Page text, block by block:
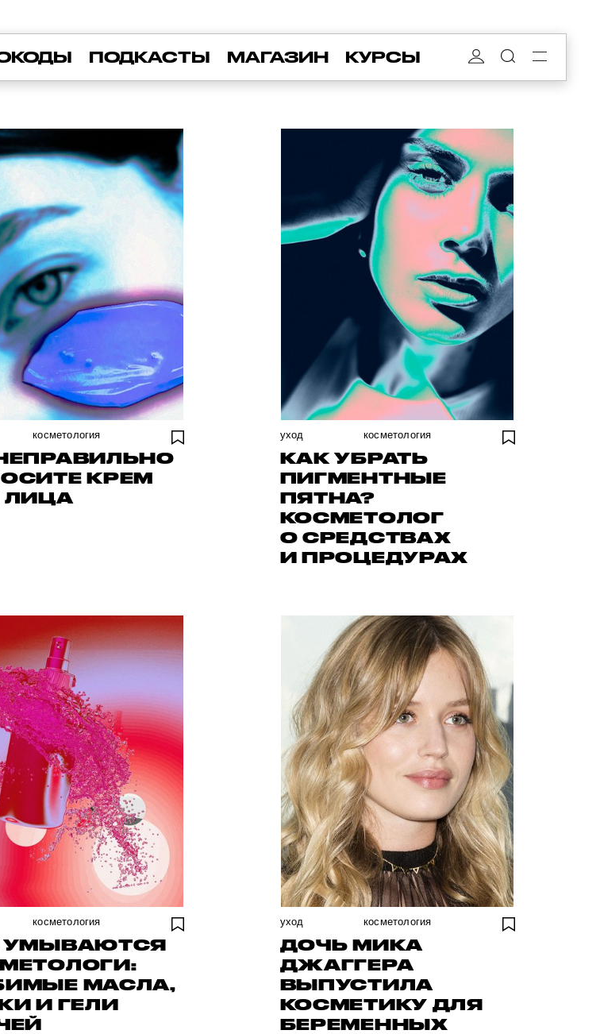
ПОДКАСТЫ МАГАЗИН КУРСЫ
косметология
КРЕМ
ЛИЦА
уход косметология
КАК УБРАТЬ
ПИГМЕНТНЫЕ
ПЯТНА?
КОСМЕТОЛОГ
О СРЕДСТВАХ
И ПРОЦЕДУРАХ
косметология
УМЫВАЮТСЯ
МАСЛА,
И ГЕЛИ
уход косметология
ДОЧЬ МИКА
ДЖАГГЕРА
ВЫПУСТИЛА
КОСМЕТИКУ ДЛЯ
БЕРЕМЕННЫХ